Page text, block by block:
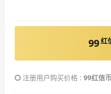
99红
注册用户购买价格 : 99红信